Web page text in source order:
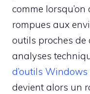
comme
rompues aux
outils proches de
analyses
d’outils Windows
devient alors un